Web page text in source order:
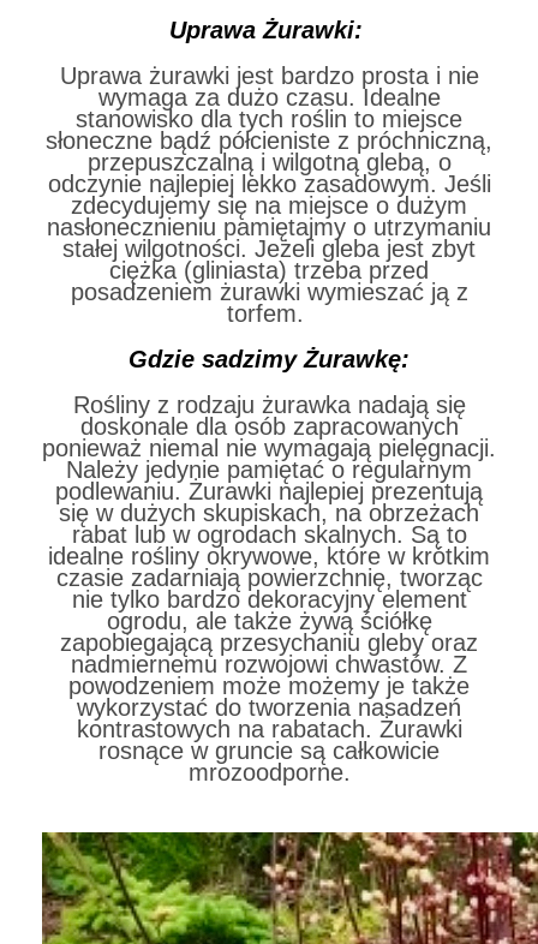
Uprawa Żurawki:
Uprawa żurawki jest bardzo prosta i nie
wymaga za dużo czasu. Idealne
stanowisko dla tych roślin to miejsce
słoneczne bądź półcieniste z próchniczną,
przepuszczalną i wilgotną glebą, o
odczynie najlepiej lekko zasadowym. Jeśli
zdecydujemy się na miejsce o dużym
nasłonecznieniu pamiętajmy o utrzymaniu
stałej wilgotności. Jeżeli gleba jest zbyt
ciężka (gliniasta) trzeba przed
posadzeniem żurawki wymieszać ją z
torfem.
Gdzie sadzimy Żurawkę:
Rośliny z rodzaju żurawka nadają się
doskonale dla osób zapracowanych
ponieważ niemal nie wymagają pielęgnacji.
Należy jedynie pamiętać o regularnym
podlewaniu. Żurawki najlepiej prezentują
się w dużych skupiskach, na obrzeżach
rabat lub w ogrodach skalnych. Są to
idealne rośliny okrywowe, które w krótkim
czasie zadarniają powierzchnię, tworząc
nie tylko bardzo dekoracyjny element
ogrodu, ale także żywą ściółkę
zapobiegającą przesychaniu gleby oraz
nadmiernemu rozwojowi chwastów. Z
powodzeniem może możemy je także
wykorzystać do tworzenia nasadzeń
kontrastowych na rabatach. Żurawki
rosnące w gruncie są całkowicie
mrozoodporne.